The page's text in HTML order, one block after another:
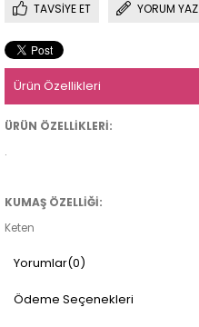
TAVSIYE ET YORUM YAZ
Ürün Özellikleri
ÜRÜN ÖZELLİKLERİ:
.
KUMAŞ ÖZELLİĞİ:
Keten
90 cm
Yorumlar(0)
Ödeme Seçenekleri